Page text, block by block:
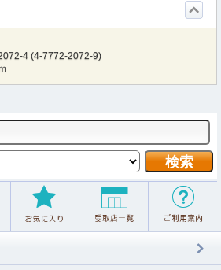
4 (4-7772-2072-9)